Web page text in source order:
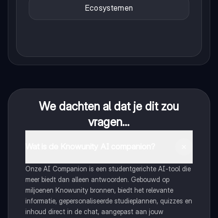
Ecosystemen
We dachten al dat je dit zou
vragen...
Onze AI Companion is een studentgerichte AI-tool die
meer biedt dan alleen antwoorden. Gebouwd op
miljoenen Knowunity bronnen, biedt het relevante
informatie, gepersonaliseerde studieplannen, quizzes en
inhoud direct in de chat, aangepast aan jouw